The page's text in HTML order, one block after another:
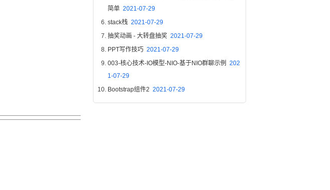
简单 2021-07-29
stack栈 2021-07-29
抽奖动画 - 大转盘抽奖 2021-07-29
PPT写作技巧 2021-07-29
003-核心技术-IO模型-NIO-基于NIO群聊示例 202
1-07-29
Bootstrap组件2 2021-07-29